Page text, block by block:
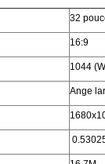
32
16:9
1044
Ange